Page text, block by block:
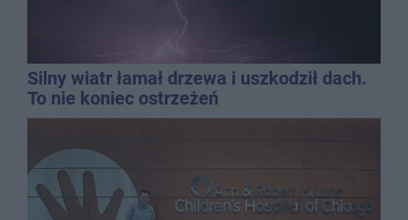
Silny wiatr łamał drzewa i uszkodził dach.
To nie koniec ostrzeżeń